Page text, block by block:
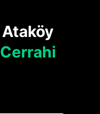
Ataköy
Cerrahi